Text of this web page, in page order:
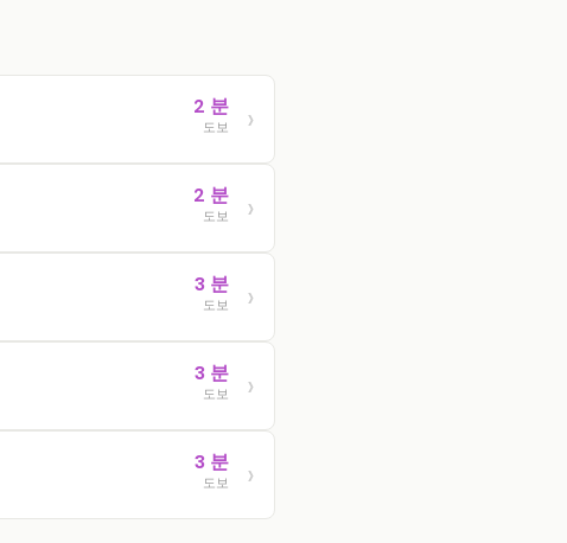
2 분
도보
2 분
도보
3 분
도보
3 분
도보
3 분
도보